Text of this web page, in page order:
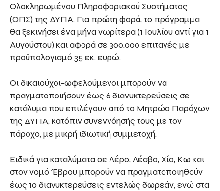
Ολοκληρωμένου Πληροφοριακού Συστήματος
(ΟΠΣ) της ΔΥΠΑ. Για πρώτη φορά, το πρόγραμμα
θα ξεκινήσει ένα μήνα νωρίτερα (1 Ιουλίου αντί για 1
Αυγούστου) και αφορά σε 300.000 επιταγές με
προϋπολογισμό 35 εκ. ευρώ.
Οι δικαιούχοι-ωφελούμενοι μπορούν να
πραγματοποιήσουν έως 6 διανυκτερεύσεις σε
κατάλυμα που επιλέγουν από το Μητρώο Παρόχων
της ΔΥΠΑ, κατόπιν συνεννόησής τους με τον
πάροχο, με μικρή ιδιωτική συμμετοχή.
Ειδικά για καταλύματα σε Λέρο, Λέσβο, Χίο, Κω και
στον νομό Έβρου μπορούν να πραγματοποιηθούν
έως 10 διανυκτερεύσεις εντελώς δωρεάν, ενώ στα